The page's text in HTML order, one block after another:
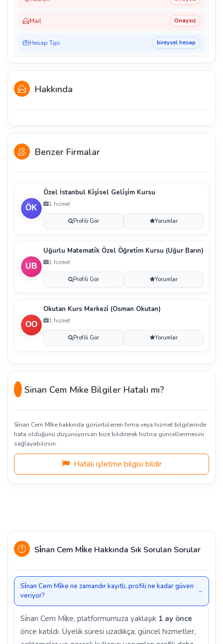
Mail Onaysız
Hesap Tipi bireysel hesap
Hakkında
Benzer Firmalar
Özel İstanbul Ki̇şi̇sel Geli̇şi̇m Kursu
1 hizmet
Profili Gör Yorumlar
Uğurlu Matemati̇k Özel Öğreti̇m Kursu (Uğur Barın)
1 hizmet
Profili Gör Yorumlar
Okutan Kurs Merkezi̇ (Osman Okutan)
1 hizmet
Profili Gör Yorumlar
Sinan Cem Mike Bilgiler Hatalı mı?
Si̇nan Cem Mi̇ke hakkında görüntülenen firma veya hizmet bilgilerinde
hata olduğunu düşünüyorsan bize bildirerek hızlıca güncellenmesini
sağlayabilirsin.
Hatalı işletme bilgisi bildir
Si̇nan Cem Mi̇ke Hakkında Sık Sorulan Sorular
Si̇nan Cem Mi̇ke ne zamandır kayıtlı, profili ne kadar güven
veriyor?
Si̇nan Cem Mi̇ke, platformumuza yaklaşık 1 ay önce
önce katıldı. Üyelik süresi uzadıkça; güncel hizmetler,